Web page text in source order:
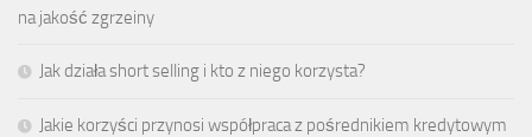
na jakość zgrzeiny
Jak działa short selling i kto z niego korzysta?
Jakie korzyści przynosi współpraca z pośrednikiem kredytowym